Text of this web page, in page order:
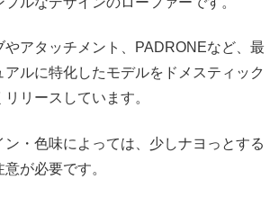
やアタッチメント、PADRONEなど、最
ルに特化したモデルをドメスティック
リースしています。
・色味によっては、少しナヨっとする
が必要です。